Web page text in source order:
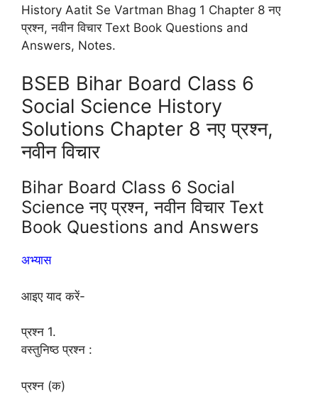
History Aatit Se Vartman Bhag 1 Chapter 8 नए
प्रश्न, नवीन विचार Text Book Questions and
Answers, Notes.
BSEB Bihar Board Class 6
Social Science History
Solutions Chapter 8 नए प्रश्न,
नवीन विचार
Bihar Board Class 6 Social
Science नए प्रश्न, नवीन विचार Text
Book Questions and Answers
अभ्यास
आइए याद करें-
प्रश्न 1.
वस्तुनिष्ठ प्रश्न :
प्रश्न (क)